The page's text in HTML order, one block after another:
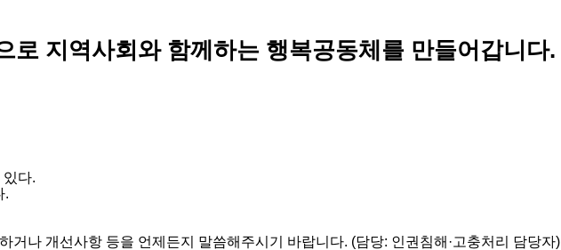
로 지역사회와 함께하는 행복공동체를 만들어갑니다.
다.
.
나 개선사항 등을 언제든지 말씀해주시기 바랍니다. (담당: 인권침해·고충처리 담당자)